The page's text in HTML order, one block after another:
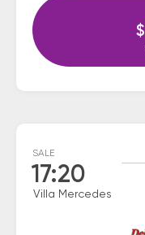
$
SALE
17:20
Villa Mercedes